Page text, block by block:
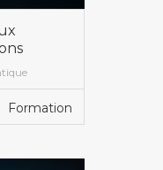
Formation